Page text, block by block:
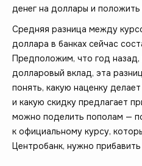
денег на доллары и положить
Средняя разница между
доллара в банках сейчас
Предположим, что год назад,
долларовый вклад, эта
понять, какую наценку
и какую скидку предлагает
можно поделить пополам —
к официальному курсу,
Центробанк, нужно